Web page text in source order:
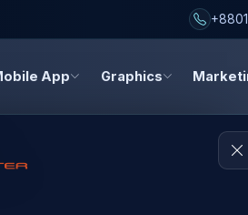
App Graphics